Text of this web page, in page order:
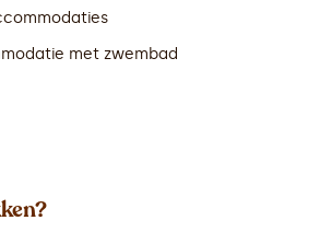
met zwembad